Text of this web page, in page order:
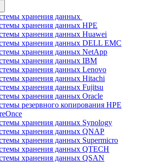
хранения данных
хранения данных HPE
хранения данных Huawei
хранения данных DELL EMC
хранения данных NetApp
хранения данных IBM
хранения данных Lenovo
хранения данных Hitachi
хранения данных Fujitsu
хранения данных Oracle
резервного копирования HPE
хранения данных Synology
хранения данных QNAP
хранения данных Supermicro
хранения данных QTECH
хранения данных QSAN